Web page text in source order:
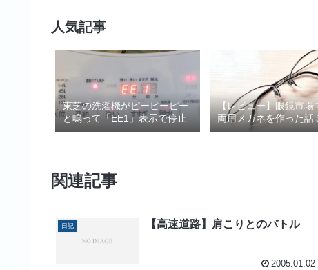
人気記事
東芝の洗濯機がピーピーピー
と鳴って「EE1」表示で停止
【レビュー】眼鏡市場
両用メガネを作った話
関連記事
日記 【高速道路】肩こりとのバトル
2005.01.02